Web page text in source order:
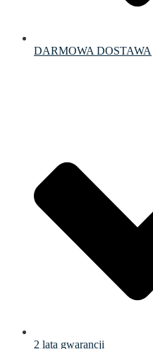
DARMOWA DOSTAWA
2 lata gwarancji